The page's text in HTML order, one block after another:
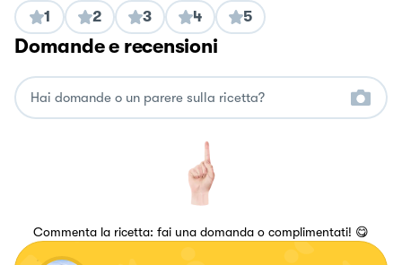
1 2 3 4 5
Domande e recensioni
Commenta la ricetta: fai una domanda o complimentati! 😋